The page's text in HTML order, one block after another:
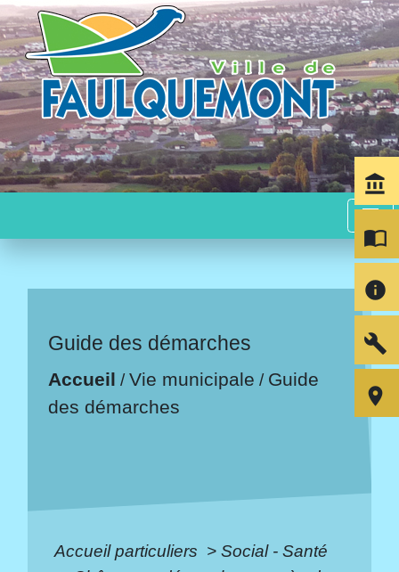
menu
Guide des démarches
Accueil /Vie municipale / Guide
des démarches
Accueil particuliers > Social - Santé
account_balance
import_contacts
info
build
room